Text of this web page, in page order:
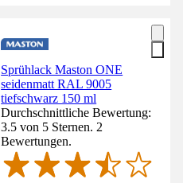
Sprühlack Maston ONE
seidenmatt RAL 9005
tiefschwarz 150 ml
Durchschnittliche Bewertung:
3.5 von 5 Sternen. 2
Bewertungen.